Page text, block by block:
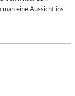
eine Aussicht ins